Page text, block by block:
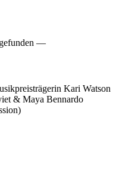
—
Kari Watson
& Maya Bennardo